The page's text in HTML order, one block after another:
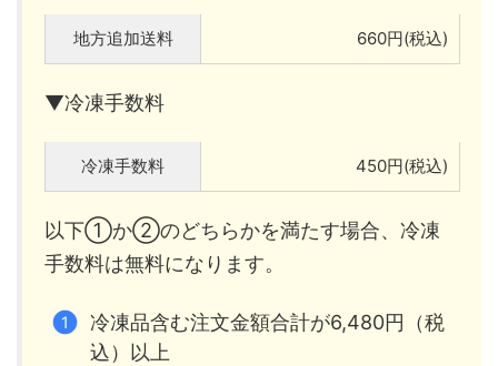
地方追加送料 660円(税込)
▼冷凍手数料
冷凍手数料 450円(税込)
以下①か②のどちらかを満たす場合、冷凍
手数料は無料になります。
冷凍品含む注文金額合計が6,480円（税
込）以上